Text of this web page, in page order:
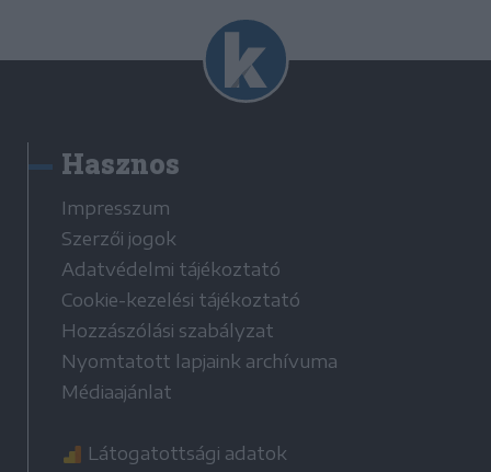
Hasznos
Impresszum
Szerzői jogok
Adatvédelmi tájékoztató
Cookie-kezelési tájékoztató
Hozzászólási szabályzat
Nyomtatott lapjaink archívuma
Médiaajánlat
Látogatottsági adatok